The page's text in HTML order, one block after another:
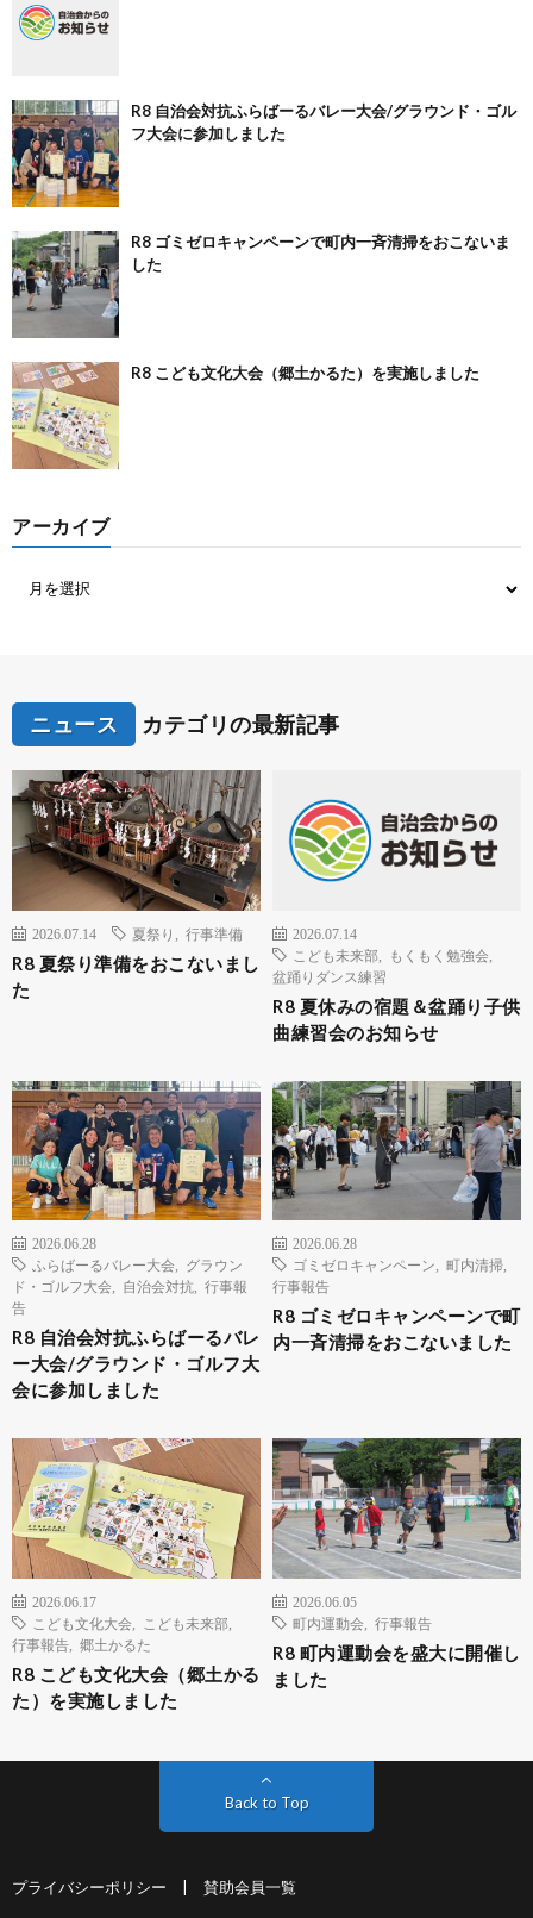
R8 自治会対抗ふらばーるバレー大会/グラウンド・ゴル
フ大会に参加しました
R8 ゴミゼロキャンペーンで町内一斉清掃をおこないま
した
R8 こども文化大会（郷土かるた）を実施しました
アーカイブ
ニュース カテゴリの最新記事
2026.07.14 夏祭り 行事準備
R8 夏祭り準備をおこないまし
た
2026.07.14
こども未来部
もくもく勉強会
盆踊りダンス練習
R8 夏休みの宿題＆盆踊り子供
曲練習会のお知らせ
2026.06.28
ふらばーるバレー大会
グラウン
ド・ゴルフ大会
自治会対抗
行事報
告
R8 自治会対抗ふらばーるバレ
ー大会/グラウンド・ゴルフ大
会に参加しました
2026.06.28
ゴミゼロキャンペーン
町内清掃
行事報告
R8 ゴミゼロキャンペーンで町
内一斉清掃をおこないました
2026.06.17
こども文化大会
こども未来部
行事報告
郷土かるた
R8 こども文化大会（郷土かる
た）を実施しました
2026.06.05
町内運動会
行事報告
R8 町内運動会を盛大に開催し
ました
Back to Top
プライバシーポリシー 賛助会員一覧